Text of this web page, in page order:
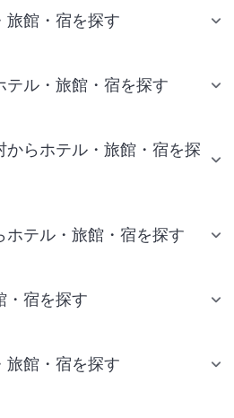
旅館・宿を探す
ル・旅館・宿を探す
からホテル・旅館・宿を探
ホテル・旅館・宿を探す
・宿を探す
旅館・宿を探す